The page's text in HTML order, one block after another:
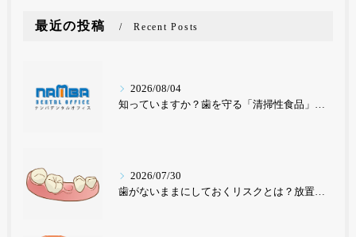
最近の投稿 Recent Posts
2026/08/04
知っていますか？歯を守る「清掃性食品」と要注意の「停滞性食品」
2026/07/30
歯がないままにしておくリスクとは？放置が招く深刻な影響を歯科医が解説【東京・ナンバデンタルオフィス】